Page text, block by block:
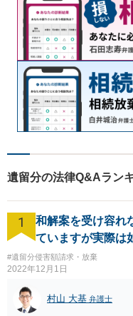
遺留分の法律Q&Aラン
1
和解案を受け容れ
ていますが実際は
#遺留分侵害額請求・放棄
2022年12月1日
村山 大基 弁護士